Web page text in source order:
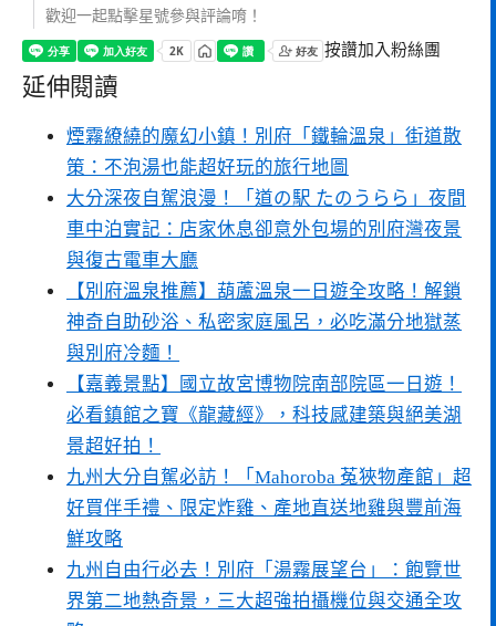
歡迎一起點擊星號參與評論唷！
按讚加入粉絲團
延伸閱讀
煙霧繚繞的魔幻小鎮！別府「鐵輪溫泉」街道散
策：不泡湯也能超好玩的旅行地圖
大分深夜自駕浪漫！「道の駅 たのうらら」夜間
車中泊實記：店家休息卻意外包場的別府灣夜景
與復古電車大廳
【別府溫泉推薦】葫蘆溫泉一日遊全攻略！解鎖
神奇自助砂浴、私密家庭風呂，必吃滿分地獄蒸
與別府冷麵！
【嘉義景點】國立故宮博物院南部院區一日遊！
必看鎮館之寶《龍藏經》，科技感建築與絕美湖
景超好拍！
九州大分自駕必訪！「Mahoroba 菟狹物產館」超
好買伴手禮、限定炸雞、產地直送地雞與豐前海
鮮攻略
九州自由行必去！別府「湯霧展望台」：飽覽世
界第二地熱奇景，三大超強拍攝機位與交通全攻